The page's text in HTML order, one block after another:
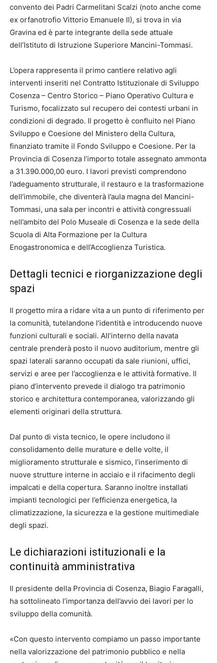
convento dei Padri Carmelitani Scalzi (noto anche come
ex orfanotrofio Vittorio Emanuele II), si trova in via
Gravina ed è parte integrante della sede attuale
dell’Istituto di Istruzione Superiore Mancini-Tommasi.
L’opera rappresenta il primo cantiere relativo agli
interventi inseriti nel Contratto Istituzionale di Sviluppo
Cosenza – Centro Storico – Piano Operativo Cultura e
Turismo, focalizzato sul recupero dei contesti urbani in
condizioni di degrado. Il progetto è confluito nel Piano
Sviluppo e Coesione del Ministero della Cultura,
finanziato tramite il Fondo Sviluppo e Coesione. Per la
Provincia di Cosenza l’importo totale assegnato ammonta
a 31.390.000,00 euro. I lavori previsti comprendono
l’adeguamento strutturale, il restauro e la trasformazione
dell’immobile, che diventerà l’aula magna del Mancini-
Tommasi, una sala per incontri e attività congressuali
nell’ambito del Polo Museale di Cosenza e la sede della
Scuola di Alta Formazione per la Cultura
Enogastronomica e dell’Accoglienza Turistica.
Dettagli tecnici e riorganizzazione degli
spazi
Il progetto mira a ridare vita a un punto di riferimento per
la comunità, tutelandone l’identità e introducendo nuove
funzioni culturali e sociali. All’interno della navata
centrale prenderà posto il nuovo auditorium, mentre gli
spazi laterali saranno occupati da sale riunioni, uffici,
servizi e aree per l’accoglienza e le attività formative. Il
piano d’intervento prevede il dialogo tra patrimonio
storico e architettura contemporanea, valorizzando gli
elementi originari della struttura.
Dal punto di vista tecnico, le opere includono il
consolidamento delle murature e delle volte, il
miglioramento strutturale e sismico, l’inserimento di
nuove strutture interne in acciaio e il rifacimento degli
impalcati e della copertura. Saranno inoltre installati
impianti tecnologici per l’efficienza energetica, la
climatizzazione, la sicurezza e la gestione multimediale
degli spazi.
Le dichiarazioni istituzionali e la
continuità amministrativa
Il presidente della Provincia di Cosenza, Biagio Faragalli,
ha sottolineato l’importanza dell’avvio dei lavori per lo
sviluppo della comunità.
«Con questo intervento compiamo un passo importante
nella valorizzazione del patrimonio pubblico e nella